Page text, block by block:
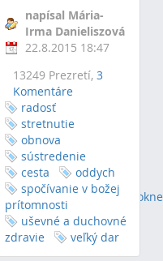
napísal Mária-
Irma Danieliszová
22.8.2015 18:47
13249 Prezretí, 3
Komentáre
radosť
stretnutie
obnova
sústredenie
cesta
oddych
spočívanie v božej
prítomnosti
uševné a duchovné
zdravie
veľký dar
RSS (Otvorí sa v novom
Ukazujem 1 výsledok.